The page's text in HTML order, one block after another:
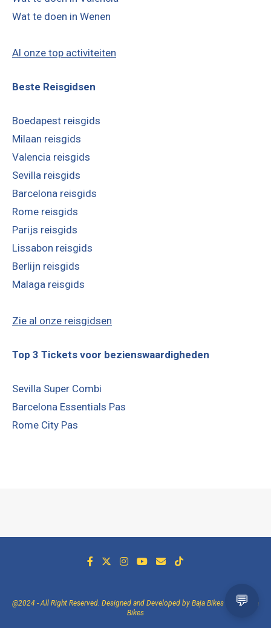
Wat te doen in Wenen
Al onze top activiteiten
Beste Reisgidsen
Boedapest reisgids
Milaan reisgids
Valencia reisgids
Sevilla reisgids
Barcelona reisgids
Rome reisgids
Parijs reisgids
Lissabon reisgids
Berlijn reisgids
Malaga reisgids
Zie al onze reisgidsen
Top 3 Tickets voor bezienswaardigheden
Sevilla Super Combi
Barcelona Essentials Pas
Rome City Pas
@2024 - All Right Reserved. Designed and Developed by Baja Bikes -
Over Baja
Bikes